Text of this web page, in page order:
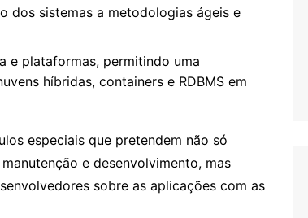
dos sistemas a metodologias ágeis e
e plataformas, permitindo uma
híbridas, containers e RDBMS em
especiais que pretendem não só
e desenvolvimento, mas
sobre as aplicações com as